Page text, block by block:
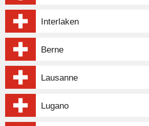
Interlaken
Berne
Lausanne
Lugano